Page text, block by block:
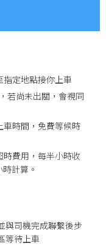
定地點接你上車
若尚未出關，會視同
時間，免費等候時
費用，每半小時收
計算。
與司機完成聯繫後步
等待上車